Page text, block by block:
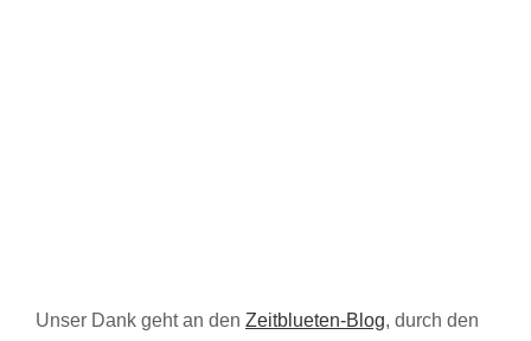
Unser Dank geht an den Zeitblueten-Blog, durch den